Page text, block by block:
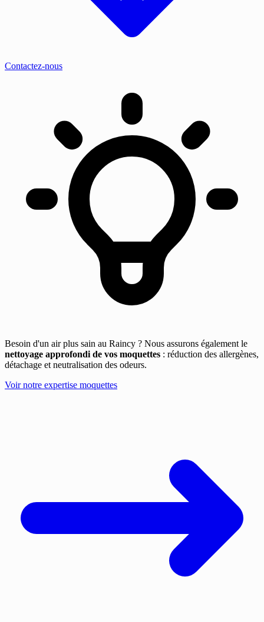
Contactez-nous
Besoin d'un air plus sain au Raincy ? Nous assurons également le
nettoyage approfondi de vos moquettes : réduction des allergènes,
détachage et neutralisation des odeurs.
Voir notre expertise moquettes